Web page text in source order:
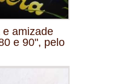
e amizade
e 90", pelo